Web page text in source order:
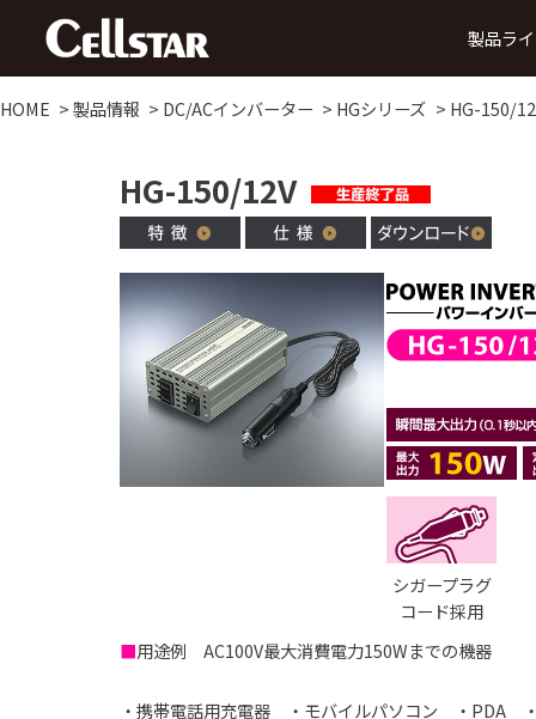
製品ラ
ドライブレコーダー
後方録画
タイプ
前方・後方録画
タイプ
360° 録画
タイプ
前方・
デジタルインナーミラー
後方・前方録画タイプ
セーフティレーダー
コラボモデル
データ更新
MyCellstarで更新
SDカード購入で更新 ダウ
HOME 製品情報 DC/ACインバーター HGシリーズ HG-150/
HG-150/12V
シガープラグ
コード採用
■用途例 AC100V最大消費電力150Wまでの機器
・携帯電話用充電器 ・モバイルパソコン ・PDA